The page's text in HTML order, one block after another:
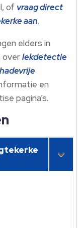
of vraag direct
aan.​
elders in
overlekdetectie
en
pagina’s.​